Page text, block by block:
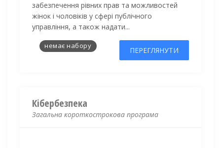
забезпечення рівних прав та можливостей
жінок і чоловіків у сфері публічного
управління, а також надати...
немає набору ПЕРЕГЛЯНУТИ
Кібербезпека
Загальна короткострокова програма